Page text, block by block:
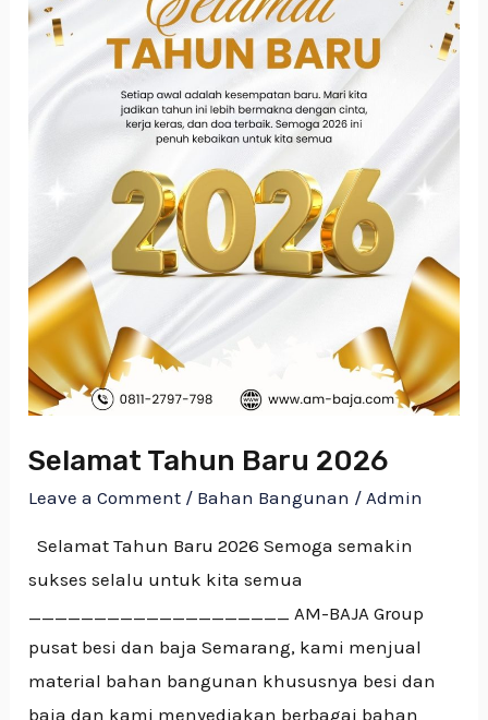
Selamat Tahun Baru 2026
Leave a Comment / Bahan Bangunan /Admin
Selamat Tahun Baru 2026 Semoga semakin
sukses selalu untuk kita semua
____________________ AM-BAJA Group
pusat besi dan baja Semarang, kami menjual
material bahan bangunan khususnya besi dan
baja dan kami menyediakan berbagai bahan